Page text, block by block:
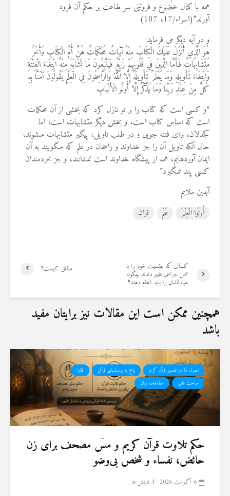
همه با کمال خضوع و فروتنی سر طاعت بر حکم آن فرود
آورند”(اسراء/17، 107)
و در آیه دیگر می فرماید:
هُوَ الَّذِي أَنْزَلَ عَلَيْكَ الْكِتَابَ مِنْهُ آيَاتٌ مُحْكَمَاتٌ هُنَّ أُمُّ الْكِتَابِ وَأُخَرُ
مُتَشَابِهَاتٌ فَأَمَّا الَّذِينَ فِي قُلُوبِهِمْ زَيْغٌ فَيَتَّبِعُونَ مَا تَشَابَهَ مِنْهُ ابْتِغَاءَ الْفِتْنَةِ
وَابْتِغَاءَ تَأْوِيلِهِ وَمَا يَعْلَمُ تَأْوِيلَهُ إِلَّا اللَّهُ وَالرَّاسِخُونَ فِي الْعِلْمِ يَقُولُونَ آمَنَّا بِهِ
كُلٌّ مِنْ عِنْدِ رَبِّنَا وَمَا يَذَّكَّرُ إِلَّا أُولُو الْأَلْبَابِ
“و كسى است كه كتاب را بر تو نازل كرد كه بخشى از آن محكمات
است كه اساس كتاب است، و بخش ديگر متشابهات است، اما
كج‏دلان، براى فتنه جويى و در طلب تاويل، پيگير متشابهات مى‏شوند،
حال آنكه تاويل آن را جز خداوند و راسخان در علم كه مى‏گويند به آن
ايمان آورده‏ايم، همه از پيشگاه خداوند است نمى‏دانند، و جز خردمندان
كسى پند نمى‏گيرد”
آیدین ملایم
أُوتُوا الْعِلْمَ عَلَم قران
منافق کیست؟ کسانی که جنسیت خود را با
عمل جراحی تغییر دادند چگونه
عباداتشان را باید انجام دهند؟
همچنین ممکن است این مقالات نیز برایتان مفید
باشد
اصول ما در تفسیر قرآن کریم پاسخ به پرسشهای قرآنی
فتاوا
مباحث علمی
مطالعات زنان
حكم تلاوت قرآن كريم و مسّ مصحف برای زن
حائض، نفساء و شخص بی‌وضو
6 آگوست 2026 3 نمایش ها
19 جولای 2026
36 نمایش ها